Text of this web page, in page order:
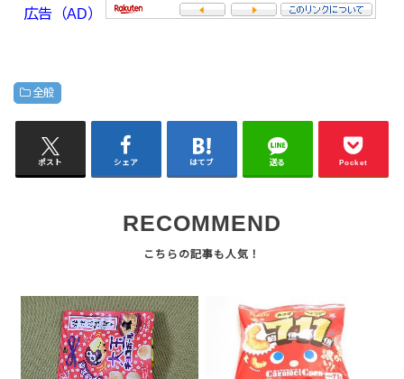
広告（AD）
全般
ポスト シェア はてブ 送る Pocket
RECOMMEND